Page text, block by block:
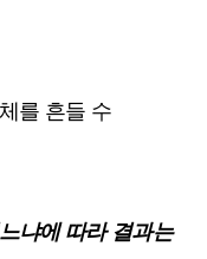
를 흔들 수
냐에 따라 결과는